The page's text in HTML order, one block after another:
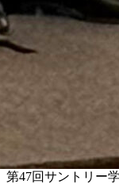
第47回サントリー